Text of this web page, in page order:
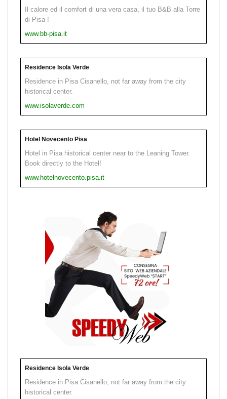
Il calore ed il comfort di una vera casa, il tuo B&B alla Torre
di Pisa !
www.bb-pisa.it
Residence Isola Verde
Residence in Pisa Cisanello, not far away from the city
historical center.
www.isolaverde.com
Hotel Novecento Pisa
Hotel in Pisa historical center near to the Leaning Tower.
Book directly to the Hotel!
www.hotelnovecento.pisa.it
Residence Isola Verde
Residence in Pisa Cisanello, not far away from the city
historical center.